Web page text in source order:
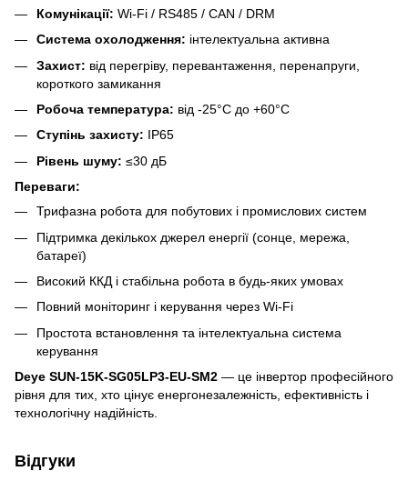
Комунікації: Wi-Fi / RS485 / CAN / DRM
Система охолодження: інтелектуальна активна
Захист: від перегріву, перевантаження, перенапруги,
короткого замикання
Робоча температура: від -25°C до +60°C
Ступінь захисту: IP65
Рівень шуму: ≤30 дБ
Переваги:
Трифазна робота для побутових і промислових систем
Підтримка декількох джерел енергії (сонце, мережа,
батареї)
Високий ККД і стабільна робота в будь-яких умовах
Повний моніторинг і керування через Wi-Fi
Простота встановлення та інтелектуальна система
керування
Deye SUN-15K-SG05LP3-EU-SM2 — це інвертор професійного
рівня для тих, хто цінує енергонезалежність, ефективність і
технологічну надійність.
Відгуки